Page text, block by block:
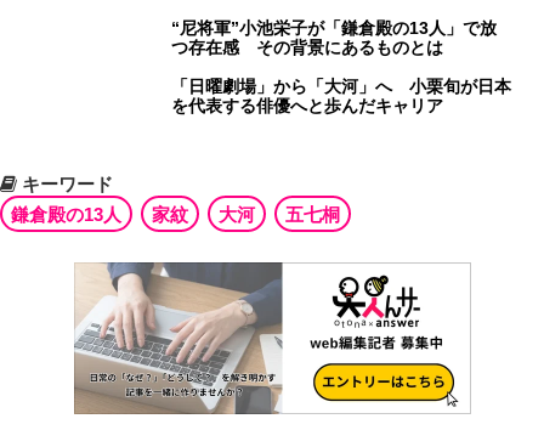
“尼将軍”小池栄子が「鎌倉殿の13人」で放
つ存在感 その背景にあるものとは
「日曜劇場」から「大河」へ 小栗旬が日本
を代表する俳優へと歩んだキャリア
キーワード
鎌倉殿の13人
家紋 大河 五七桐